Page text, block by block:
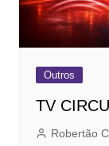
Outros
TV
Robertão